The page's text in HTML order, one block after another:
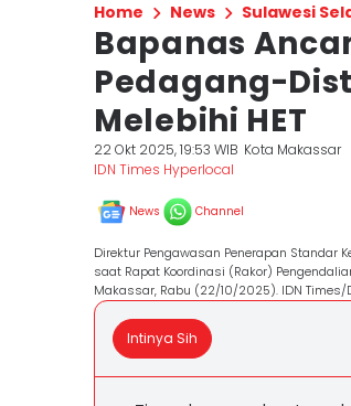
Home News Sulawesi
Bapanas
Pedagang-
Melebihi HET
22 Okt 2025, 19:53 WIB Kota Makassar
IDN Times Hyperlocal
News Channel
Direktur Pengawasan Penerapan Standar
saat Rapat Koordinasi (Rakor)
Makassar, Rabu (22/10/2025). IDN Times/
Intinya Sih